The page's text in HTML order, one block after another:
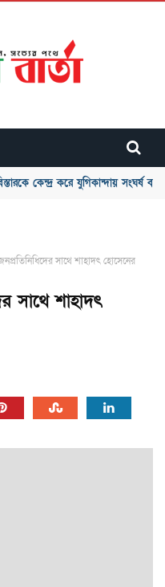
কেন্দ্র করে যুগিকান্দায় সংঘর্ষ
সাথে শাহাদৎ হোসেনের
সাথে শাহাদৎ